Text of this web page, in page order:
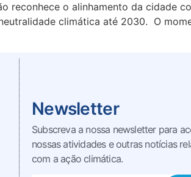
reconhece o alinhamento da cidade
climática até 2030. O
Newsletter
Subscreva a nossa newsletter para
nossas atividades e outras notícias
com a ação climática.